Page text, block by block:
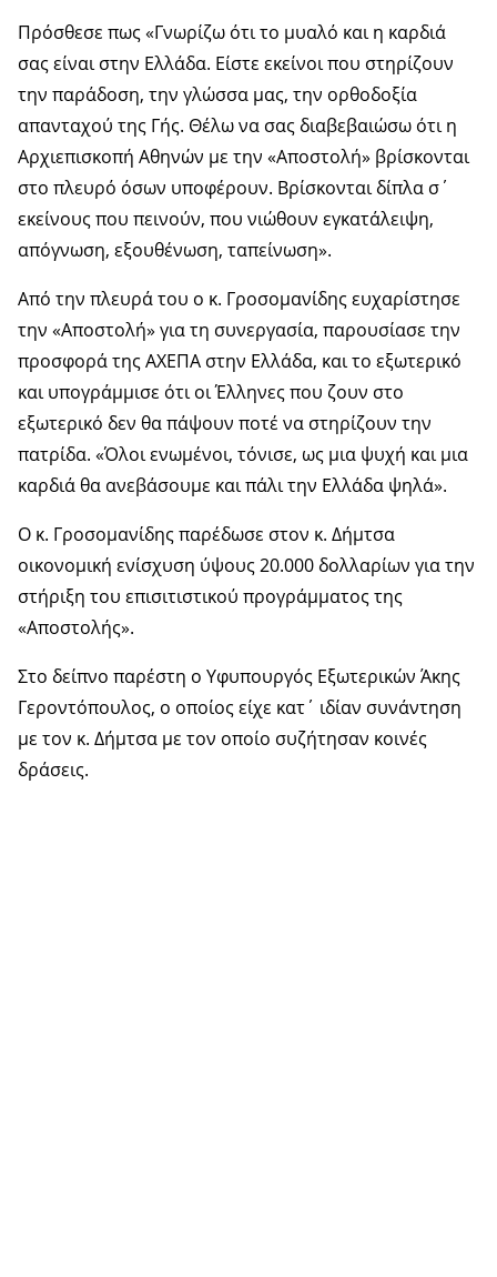
Πρόσθεσε πως «Γνωρίζω ότι το μυαλό και η καρδιά
σας είναι στην Ελλάδα. Είστε εκείνοι που στηρίζουν
την παράδοση, την γλώσσα μας, την ορθοδοξία
απανταχού της Γής. Θέλω να σας διαβεβαιώσω ότι η
Αρχιεπισκοπή Αθηνών με την «Αποστολή» βρίσκονται
στο πλευρό όσων υποφέρουν. Βρίσκονται δίπλα σ΄
εκείνους που πεινούν, που νιώθουν εγκατάλειψη,
απόγνωση, εξουθένωση, ταπείνωση».
Από την πλευρά του ο κ. Γροσομανίδης ευχαρίστησε
την «Αποστολή» για τη συνεργασία, παρουσίασε την
προσφορά της ΑΧΕΠΑ στην Ελλάδα, και το εξωτερικό
και υπογράμμισε ότι οι Έλληνες που ζουν στο
εξωτερικό δεν θα πάψουν ποτέ να στηρίζουν την
πατρίδα. «Όλοι ενωμένοι, τόνισε, ως μια ψυχή και μια
καρδιά θα ανεβάσουμε και πάλι την Ελλάδα ψηλά».
Ο κ. Γροσομανίδης παρέδωσε στον κ. Δήμτσα
οικονομική ενίσχυση ύψους 20.000 δολλαρίων για την
στήριξη του επισιτιστικού προγράμματος της
«Αποστολής».
Στο δείπνο παρέστη ο Υφυπουργός Εξωτερικών Άκης
Γεροντόπουλος, ο οποίος είχε κατ΄ ιδίαν συνάντηση
με τον κ. Δήμτσα με τον οποίο συζήτησαν κοινές
δράσεις.